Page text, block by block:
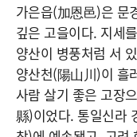
가은읍(加恩邑)은 문
깊은 고을이다. 지세
양산이 병풍처럼 서
양산천(陽山川)이 흘
사람 살기 좋은 고장
縣)이었다. 통일신라